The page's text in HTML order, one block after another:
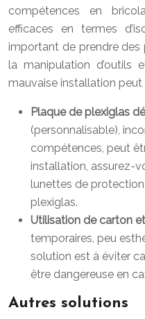
compétences en
efficaces en termes
important de prendre
la manipulation d’outils
mauvaise installation
Plaque de plexiglas
(personnalisable),
compétences, peut
installation, assurez-
lunettes de
plexiglas.
Utilisation de carton et
temporaires, peu
solution est à éviter
être dangereuse en
Autres solutions